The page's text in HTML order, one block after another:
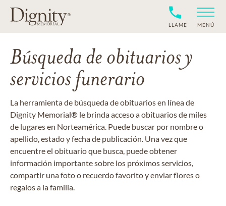
LLAME MENÚ
Búsqueda de obituarios y
servicios funerario
La herramienta de búsqueda de obituarios en línea de
Dignity Memorial® le brinda acceso a obituarios de miles
de lugares en Norteamérica. Puede buscar por nombre o
apellido, estado y fecha de publicación. Una vez que
encuentre el obituario que busca, puede obtener
información importante sobre los próximos servicios,
compartir una foto o recuerdo favorito y enviar flores o
regalos a la familia.